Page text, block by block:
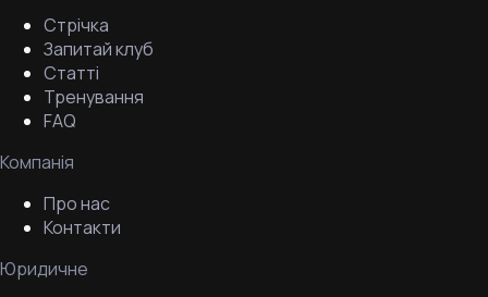
Стрічка
Запитай клуб
Статті
Тренування
FAQ
Компанія
Про нас
Контакти
Юридичне